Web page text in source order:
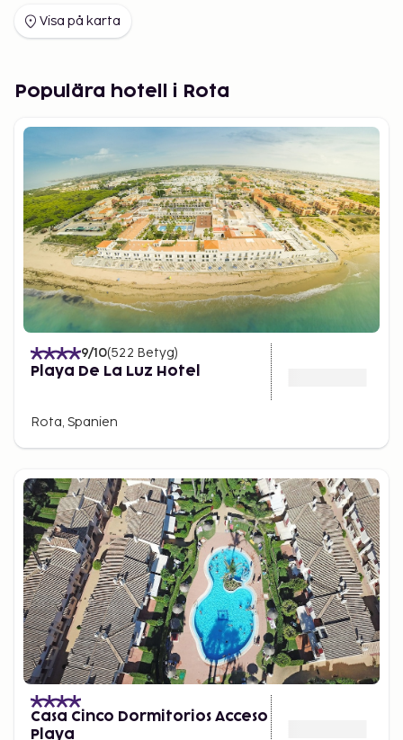
Visa på karta
Populära hotell i Rota
9/10(522 Betyg)
Playa De La Luz Hotel
Rota, Spanien
Casa Cinco Dormitorios Acceso
Playa